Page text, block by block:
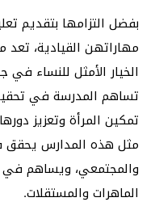
بفضل التزامها بتقديم
مهاراتهن القيادية، تعد
الخيار الأمثل للنساء
تمكين المرأة وتعزيز
مثل هذه المدارس يحقق
والمجتمعي، ويساهم
الماهرات والمستقلات.